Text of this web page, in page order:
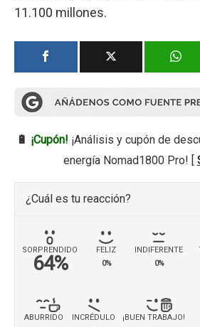
11.100 millones.
🔋 ¡Cupón! ¡Análisis y cupón de
energía Nomad1800 Pro! [
¿Cuál es tu reacción?
SORPRENDIDO
64%
FELIZ
0%
INDIFERENTE
0%
ABURRIDO
INCRÉDULO
¡BUEN TRABAJO!